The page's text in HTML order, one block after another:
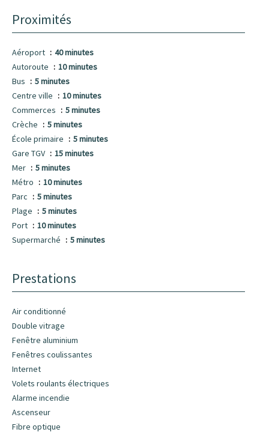
Proximités
Aéroport
40 minutes
Autoroute
10 minutes
Bus
5 minutes
Centre ville
10 minutes
Commerces
5 minutes
Crèche
5 minutes
École primaire
5 minutes
Gare TGV
15 minutes
Mer
5 minutes
Métro
10 minutes
Parc
5 minutes
Plage
5 minutes
Port
10 minutes
Supermarché
5 minutes
Prestations
Air conditionné
Double vitrage
Fenêtre aluminium
Fenêtres coulissantes
Internet
Volets roulants électriques
Alarme incendie
Ascenseur
Fibre optique